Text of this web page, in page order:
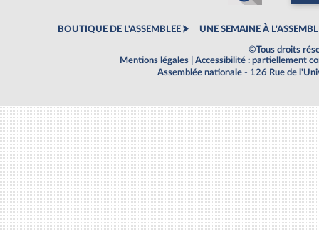
BOUTIQUE DE L'ASSEMBLEE UNE SEMAINE À
©Tous droits
Mentions légales
Accessibilité : partiellement
Assemblée nationale - 126 Rue de